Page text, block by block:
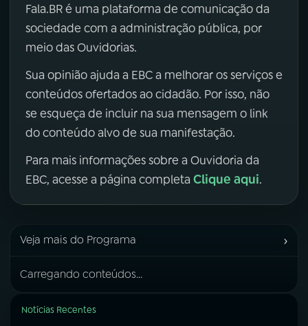
Fala.BR é uma plataforma de comunicação da
sociedade com a administração pública, por
meio das Ouvidorias.
Sua opinião ajuda a EBC a melhorar os serviços e
conteúdos ofertados ao cidadão. Por isso, não
se esqueça de incluir na sua mensagem o link
do conteúdo alvo de sua manifestação.
Para mais informações sobre a Ouvidoria da
EBC, acesse a página completa Clique aqui.
Veja mais do Programa ›
Carregando conteúdos...
Notícias Recentes